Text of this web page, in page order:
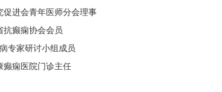
促进会青年医师分会理事
抗癫痫协会会员
专家研讨小组成员
癫痫医院门诊主任